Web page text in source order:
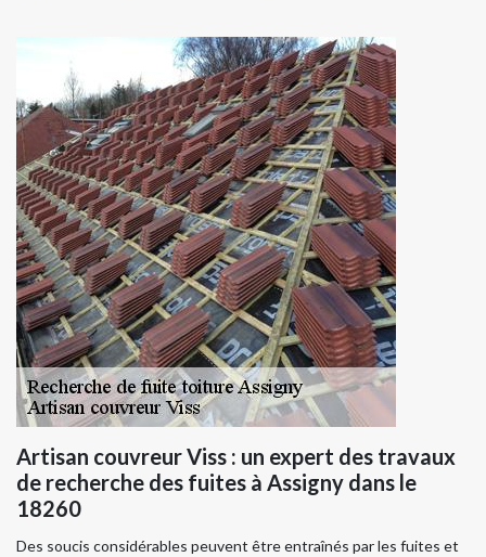
Artisan couvreur Viss : un expert des travaux
de recherche des fuites à Assigny dans le
18260
Des soucis considérables peuvent être entraînés par les fuites et